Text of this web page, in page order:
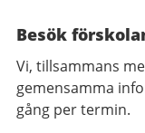
Besök
Vi, tillsammans
gemensamma
gång per termin.